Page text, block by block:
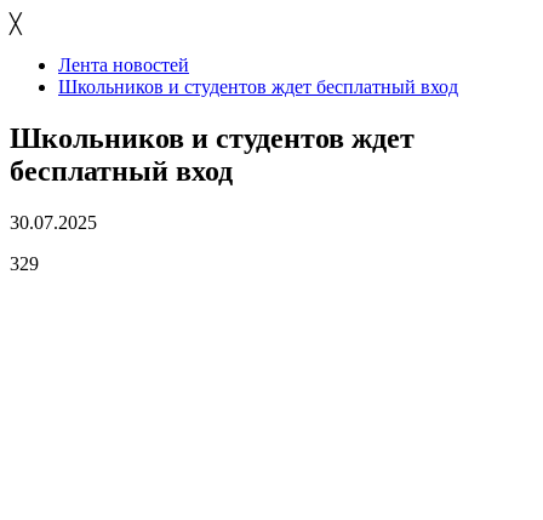
╳
Лента новостей
Школьников и студентов ждет бесплатный вход
Школьников и студентов ждет
бесплатный вход
30.07.2025
329